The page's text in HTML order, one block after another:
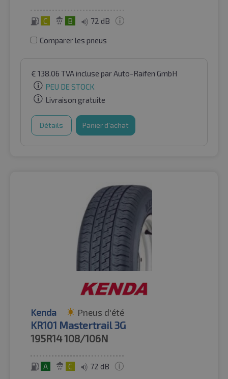
C B 72 dB
Comparer les pneus
€ 138.06 TVA incluse par Auto-Raifen GmbH
PEU DE STOCK
Livraison gratuite
Détails Panier d'achat
Kenda Pneus d'été
KR101 Mastertrail 3G
195R14108/106N
A C 72 dB